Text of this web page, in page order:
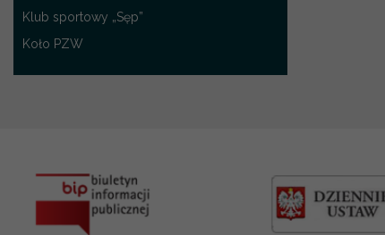
Klub sportowy „Sęp”
Koło PZW